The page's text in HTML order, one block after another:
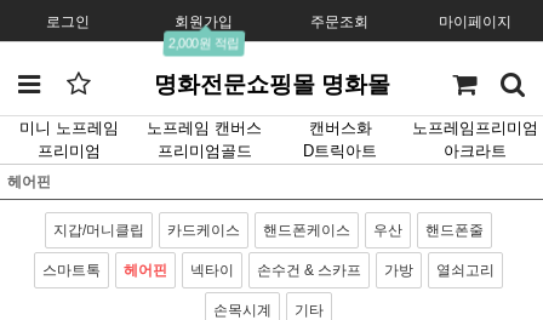
로그인 회원가입
2,000원 적립
주문조회 마이페이지
명화전문쇼핑몰 명화몰
미니 노프레임 노프레임 캔버스 캔버스화
노프레임프리미엄
프리미엄
프리미엄골드 D트릭아트 아크라트
헤어핀
지갑/머니클립 카드케이스 핸드폰케이스 우산 핸드폰줄
스마트톡 헤어핀 넥타이 손수건 & 스카프 가방 열쇠고리
손목시계 기타